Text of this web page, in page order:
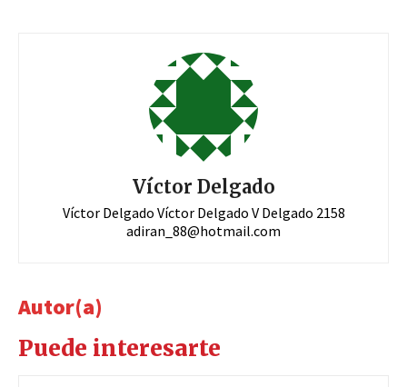
Víctor Delgado
Víctor Delgado Víctor Delgado V Delgado 2158
adiran_88@hotmail.com
Autor(a)
Puede interesarte